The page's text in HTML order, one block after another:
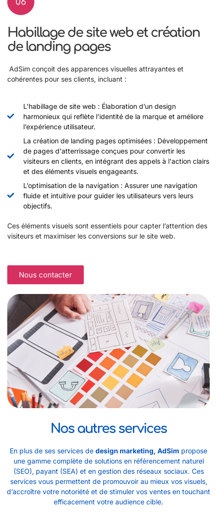
06
Habillage de site web et création
de landing pages
AdSim conçoit des apparences visuelles attrayantes et
cohérentes pour ses clients, incluant :
L’habillage de site web : Élaboration d’un design
harmonieux qui reflète l’identité de la marque et améliore
l’expérience utilisateur.
La création de landing pages optimisées : Développement
de pages d'atterrissage conçues pour convertir les
visiteurs en clients, en intégrant des appels à l'action clairs
et des éléments visuels engageants.
L’optimisation de la navigation : Assurer une navigation
fluide et intuitive pour guider les utilisateurs vers leurs
objectifs.
Ces éléments visuels sont essentiels pour capter l’attention des
visiteurs et maximiser les conversions sur le site web.
Nous contacter
Nos autres services
En plus de ses services de design marketing, AdSim propose
une gamme complète de solutions en référencement naturel
(SEO), payant (SEA) et en gestion des réseaux sociaux. Ces
services vous permettent de promouvoir au mieux vos visuels,
d’accroître votre notoriété et de stimuler vos ventes en touchant
efficacement votre audience cible.